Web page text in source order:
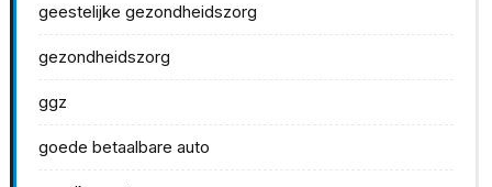
geestelijke gezondheidszorg
gezondheidszorg
ggz
goede betaalbare auto